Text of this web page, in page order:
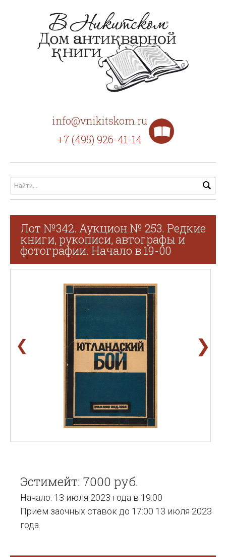
info@vnikitskom.ru
+7 (495) 926-41-14
Лот №342. Аукцион № 253. Редкие
книги, рукописи, автографы и
фотографии. Начало в 19-00
❮ ❯
Эстимейт: 7000 руб.
Начало: 13 июля 2023 года в 19:00
Прием заочных ставок до 17:00 13 июля 2023
года